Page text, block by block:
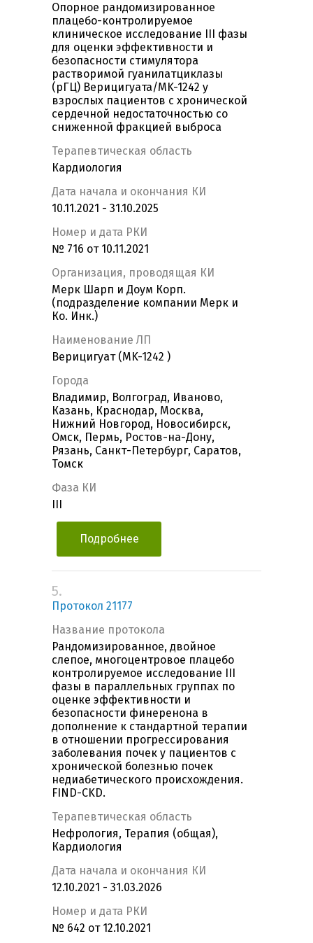
Опорное рандомизированное
плацебо-контролируемое
клиническое исследование III фазы
для оценки эффективности и
безопасности стимулятора
растворимой гуанилатциклазы
(рГЦ) Верицигуата/MK-1242 у
взрослых пациентов с хронической
сердечной недостаточностью со
сниженной фракцией выброса
Терапевтическая область
Кардиология
Дата начала и окончания КИ
10.11.2021 - 31.10.2025
Номер и дата РКИ
№ 716 от 10.11.2021
Организация, проводящая КИ
Мерк Шарп и Доум Корп.
(подразделение компании Мерк и
Ко. Инк.)
Наименование ЛП
Верицигуат (MK-1242 )
Города
Владимир, Волгоград, Иваново,
Казань, Краснодар, Москва,
Нижний Новгород, Новосибирск,
Омск, Пермь, Ростов-на-Дону,
Рязань, Санкт-Петербург, Саратов,
Томск
Фаза КИ
Подробнее
5.
Протокол 21177
Название протокола
Рандомизированное, двойное
слепое, многоцентровое плацебо
контролируемое исследование III
фазы в параллельных группах по
оценке эффективности и
безопасности финеренона в
дополнение к стандартной терапии
в отношении прогрессирования
заболевания почек у пациентов с
хронической болезнью почек
недиабетического происхождения.
FIND-CKD.
Терапевтическая область
Нефрология, Терапия (общая),
Кардиология
Дата начала и окончания КИ
12.10.2021 - 31.03.2026
Номер и дата РКИ
№ 642 от 12.10.2021